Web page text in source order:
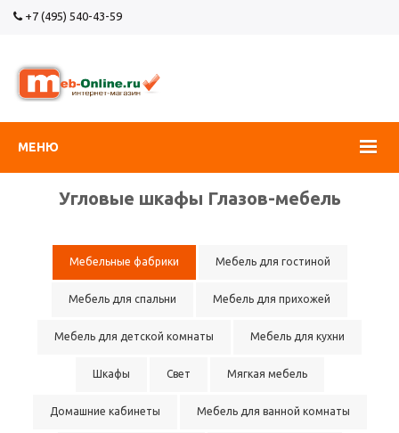
+7 (495) 540-43-59
МЕНЮ
Угловые шкафы Глазов-мебель
Мебельные фабрики Мебель для гостиной
Мебель для спальни Мебель для прихожей
Мебель для детской комнаты Мебель для кухни
Шкафы Свет Мягкая мебель
Домашние кабинеты Мебель для ванной комнаты